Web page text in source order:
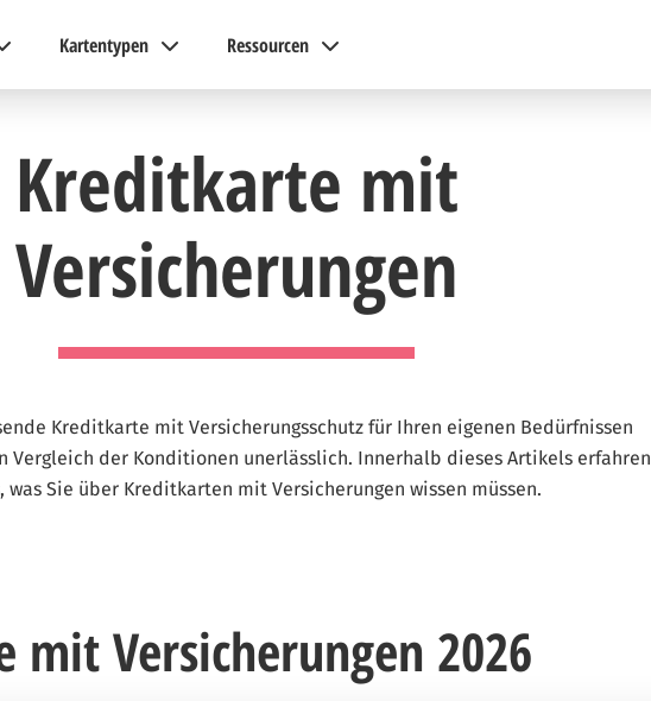
Kartentypen Ressourcen
Kreditkarte mit
Versicherungen
Kreditkarte mit Versicherungsschutz für Ihren eigenen Bedürfnissen
Vergleich der Konditionen unerlässlich. Innerhalb dieses Artikels erfahren
was Sie über Kreditkarten mit Versicherungen wissen müssen.
Versicherungen 2026